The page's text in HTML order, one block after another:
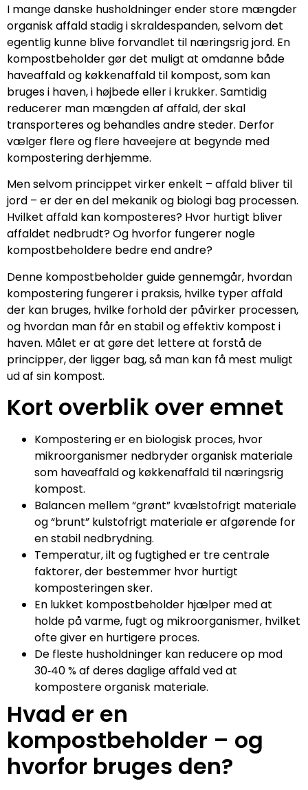
I mange danske husholdninger ender store mængder
organisk affald stadig i skraldespanden, selvom det
egentlig kunne blive forvandlet til næringsrig jord. En
kompostbeholder gør det muligt at omdanne både
haveaffald og køkkenaffald til kompost, som kan
bruges i haven, i højbede eller i krukker. Samtidig
reducerer man mængden af affald, der skal
transporteres og behandles andre steder. Derfor
vælger flere og flere haveejere at begynde med
kompostering derhjemme.
Men selvom princippet virker enkelt – affald bliver til
jord – er der en del mekanik og biologi bag processen.
Hvilket affald kan komposteres? Hvor hurtigt bliver
affaldet nedbrudt? Og hvorfor fungerer nogle
kompostbeholdere bedre end andre?
Denne kompostbeholder guide gennemgår, hvordan
kompostering fungerer i praksis, hvilke typer affald
der kan bruges, hvilke forhold der påvirker processen,
og hvordan man får en stabil og effektiv kompost i
haven. Målet er at gøre det lettere at forstå de
principper, der ligger bag, så man kan få mest muligt
ud af sin kompost.
Kort overblik over emnet
Kompostering er en biologisk proces, hvor
mikroorganismer nedbryder organisk materiale
som haveaffald og køkkenaffald til næringsrig
kompost.
Balancen mellem “grønt” kvælstofrigt materiale
og “brunt” kulstofrigt materiale er afgørende for
en stabil nedbrydning.
Temperatur, ilt og fugtighed er tre centrale
faktorer, der bestemmer hvor hurtigt
komposteringen sker.
En lukket kompostbeholder hjælper med at
holde på varme, fugt og mikroorganismer, hvilket
ofte giver en hurtigere proces.
De fleste husholdninger kan reducere op mod
30‑40 % af deres daglige affald ved at
kompostere organisk materiale.
Hvad er en
kompostbeholder – og
hvorfor bruges den?